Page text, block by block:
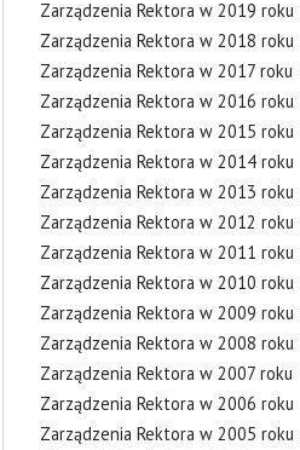
Zarządzenia Rektora w 2019 roku
Zarządzenia Rektora w 2018 roku
Zarządzenia Rektora w 2017 roku
Zarządzenia Rektora w 2016 roku
Zarządzenia Rektora w 2015 roku
Zarządzenia Rektora w 2014 roku
Zarządzenia Rektora w 2013 roku
Zarządzenia Rektora w 2012 roku
Zarządzenia Rektora w 2011 roku
Zarządzenia Rektora w 2010 roku
Zarządzenia Rektora w 2009 roku
Zarządzenia Rektora w 2008 roku
Zarządzenia Rektora w 2007 roku
Zarządzenia Rektora w 2006 roku
Zarządzenia Rektora w 2005 roku